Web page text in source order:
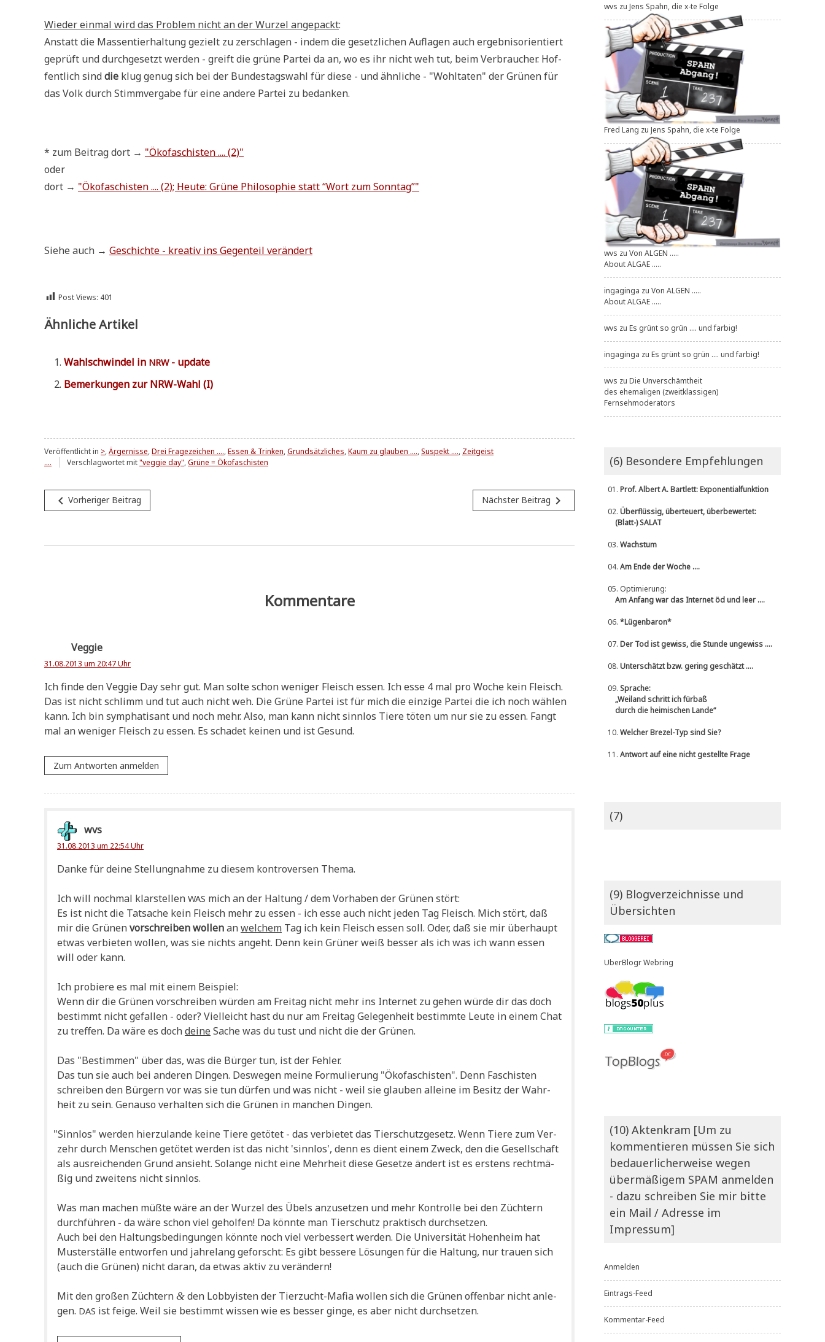
Wie­der ein­mal wird das Pro­blem nicht an der Wur­zel ange­packt:
Anstatt die Mas­sen­tier­hal­tung gezielt zu zer­schla­gen - indem die gesetz­li­chen Auf­la­gen auch ergeb­nis­ori­en­tiert
geprüft und durch­ge­setzt wer­den - greift die grü­ne Par­tei da an, wo es ihr nicht weh tut, beim Ver­brau­cher. Hof­
fent­lich sinddie klug genug sich bei der Bun­des­tags­wahl für die­se - und ähn­li­che - "Wohl­ta­ten" der Grü­nen für
das Volk durch Stimm­ver­ga­be für eine ande­re Par­tei zu bedanken.
* zum Bei­trag dort → "Öko­fa­schi­sten .... (2)"
oder
dort → "Öko­fa­schi­sten .... (2); Heu­te: Grü­ne Phi­lo­so­phie statt “Wort zum Sonntag”"
Sie­he auch → Geschich­te - krea­tiv ins Gegen­teil verändert
Post Views: 401
Ähnliche Artikel
Wahl­schwin­del in NRW- update
Bemer­kun­gen zur NRW-Wahl (I)
Veröffentlicht in >,Ärgernisse,Drei Fragezeichen ....,Essen & Trinken,Grundsätzliches,Kaum zu glauben ....,Suspekt ...., Zeitgeist
....
Verschlagwortet mit"veggie day",Grüne = Ökofaschisten
Beitragsnavigation
navigate_before Vorheriger Beitrag Nächster Beitrag navigate_next
Kommentare
Veggie
31.08.2013 um 20:47 Uhr
Ich fin­de den Veggie Day sehr gut. Man sol­te schon weni­ger Fleisch essen. Ich esse 4 mal pro Woche kein Fleisch.
Das ist nicht schlimm und tut auch nicht weh. Die Grü­ne Par­tei ist für mich die ein­zi­ge Par­tei die ich noch wäh­len
kann. Ich bin sympha­tisant und noch mehr. Also, man kann nicht sinn­los Tie­re töten um nur sie zu essen. Fangt
mal an weni­ger Fleisch zu essen. Es scha­det kei­nen und ist Gesund.
Zum Antworten anmelden
wvs
31.08.2013 um 22:54 Uhr
Dan­ke für dei­ne Stel­lung­nah­me zu die­sem kon­tro­ver­sen Thema.
Ich will noch­mal klar­stel­len WAS mich an der Hal­tung / dem Vor­ha­ben der Grü­nen stört:
Es ist nicht die Tat­sa­che kein Fleisch mehr zu essen - ich esse auch nicht jeden Tag Fleisch. Mich stört, daß
mir die Grü­nenvor­schrei­ben wol­lenanwel­chem Tag ich kein Fleisch essen soll. Oder, daß sie mir über­haupt
etwas ver­bie­ten wol­len, was sie nichts angeht. Denn kein Grü­ner weiß bes­ser als ich was ich wann essen
will oder kann.
Ich pro­bie­re es mal mit einem Beispiel:
Wenn dir die Grü­nen vor­schrei­ben wür­den am Frei­tag nicht mehr ins Inter­net zu gehen wür­de dir das doch
bestimmt nicht gefal­len - oder? Viel­leicht hast du nur am Frei­tag Gele­gen­heit bestimm­te Leu­te in einem Chat
zu tref­fen. Da wäre es dochdei­ne Sache was du tust und nicht die der Grünen.
Das "Bestim­men" über das, was die Bür­ger tun, ist der Fehler.
Das tun sie auch bei ande­ren Din­gen. Des­we­gen mei­ne For­mu­lie­rung "Öko­fa­schi­sten". Denn Faschi­sten
schrei­ben den Bür­gern vor was sie tun dür­fen und was nicht - weil sie glau­ben allei­ne im Besitz der Wahr­
heit zu sein. Genau­so ver­hal­ten sich die Grü­nen in man­chen Dingen.
"Sinn­los" wer­den hier­zu­lan­de kei­ne Tie­re getö­tet - das ver­bie­tet das Tier­schutz­ge­setz. Wenn Tie­re zum Ver­
zehr durch Men­schen getö­tet wer­den ist das nicht 'sinn­los', denn es dient einem Zweck, den die Gesell­schaft
als aus­rei­chen­den Grund ansieht. Solan­ge nicht eine Mehr­heit die­se Geset­ze ändert ist es erstens recht­mä­
ßig und zwei­tens nicht sinnlos.
Was man machen müß­te wäre an der Wur­zel des Übels anzu­set­zen und mehr Kon­trol­le bei den Züch­tern
durch­füh­ren - da wäre schon viel gehol­fen! Da könn­te man Tier­schutz prak­tisch durchsetzen.
Auch bei den Hal­tungs­be­din­gun­gen könn­te noch viel ver­bes­sert wer­den. Die Uni­ver­si­tät Hohen­heim hat
Muster­stäl­le ent­wor­fen und jah­re­lang geforscht: Es gibt bes­se­re Lösun­gen für die Hal­tung, nur trau­en sich
(auch die Grü­nen) nicht dar­an, da etwas aktiv zu verändern!
Mit den gro­ßen Züch­tern & den Lob­by­isten der Tier­zucht-Mafia wol­len sich die Grü­nen offen­bar nicht anle­
gen. DAS ist fei­ge. Weil sie bestimmt wis­sen wie es bes­ser gin­ge, es aber nicht durchsetzen.
wvs zu Jens Spahn, die x-te Folge
Fred Lang zu Jens Spahn, die x-te Folge
wvs zu Von ALGEN .....
About ALGAE .....
ingaginga zu Von ALGEN .....
About ALGAE .....
wvs zu Es grünt so grün .... und farbig!
ingaginga zu Es grünt so grün .... und farbig!
wvs zu Die Unverschämtheit
des ehemaligen (zweitklassigen)
Fernsehmoderators
(6) Besondere Empfehlungen
01. Prof. Albert A. Bartlett: Exponentialfunktion
02. Überflüssig, überteuert, überbewertet:
(Blatt-) SALAT
03. Wachstum
04. Am Ende der Woche ....
05. Optimierung:
Am Anfang war das Internet öd und leer ....
06. *Lügenbaron*
07. Der Tod ist gewiss, die Stunde ungewiss ....
08. Unterschätzt bzw. gering geschätzt ....
09. Sprache:
„Weiland schritt ich fürbaß
durch die heimischen Lande“
10. Welcher Brezel-Typ sind Sie?
11. Antwort auf eine nicht gestellte Frage
(7)
(9) Blogverzeichnisse und
Übersichten
UberBlogr Webring
(10) Aktenkram [Um zu
kommentieren müssen Sie sich
bedauerlicherweise wegen
übermäßigem SPAM anmelden
- dazu schreiben Sie mir bitte
ein Mail / Adresse im
Impressum]
Anmelden
Eintrags-Feed
Kommentar-Feed